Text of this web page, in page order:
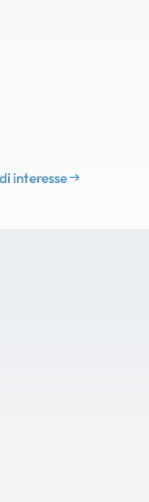
interesse